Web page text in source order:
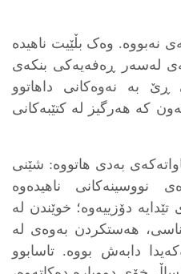
نەبووە. وەک بڵێیت ناهیدە
لەسەر ڕەفەیەکی بنکەی
ڕێ بە نەوەکانی داهاتوو
کە هەرگیز لە کتێبەکانی
بەدی هاتووە: شێنی
نووسینەکانی ناهیدەوە
دۆزییەوە؛ خوێندن لە
هەستکردن بەوەی لە
دابەش بووە. تاسابوو